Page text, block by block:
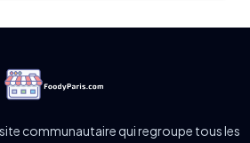
communautaire qui regroupe tous les